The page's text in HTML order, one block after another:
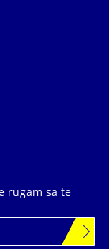
rugam sa te